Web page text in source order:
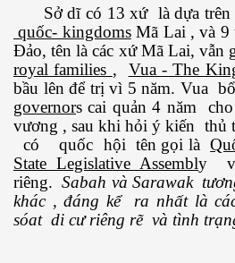
Sở dĩ có 13 xứ là dựa trên
quốc- kingdomsMã Lai , và
Đảo, tên là các xứ Mã Lai, vẫn
royal families , Vua - The
bầu lên để trị vì 5 năm. Vua
governors cai quản 4 năm
vương , sau khi hỏi ý kiến
có quốc hội tên gọi là
State Legislative Assembly
riêng.Sabah và Sarawak
khác , đáng kể ra nhất là
sóat di cư riêng rẽ và tình